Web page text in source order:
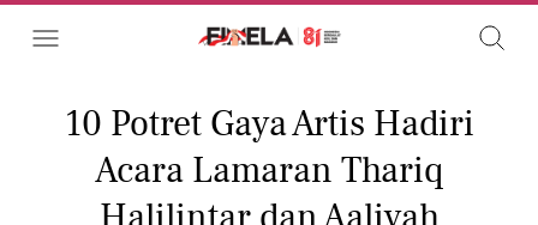
10 Potret Gaya Artis Hadiri
Acara Lamaran Thariq